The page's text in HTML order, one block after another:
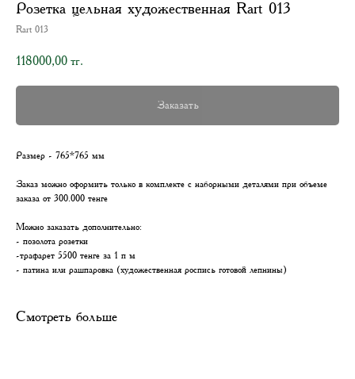
Розетка цельная художественная Rart 013
Rart 013
118000,00 тг.
Заказать
Размер - 765*765 мм
Заказ можно оформить только в комплекте с наборными деталями при объеме
заказа от 300.000 тенге
Можно заказать дополнительно:
- позолота розетки
-трафарет 5500 тенге за 1 п м
- патина или рашпаровка (художественная роспись готовой лепнины)
Смотреть больше